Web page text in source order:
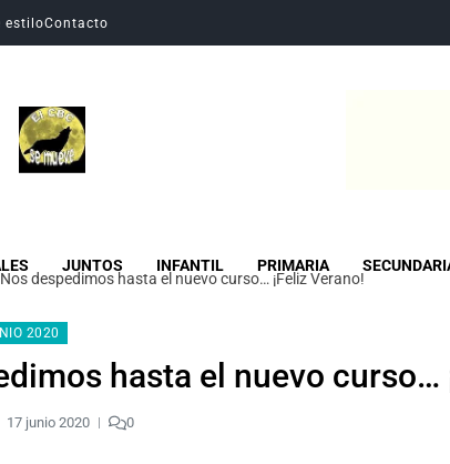
estiloContacto
JUNTOS INFANTIL PRIMARIA
Nos despedimos hasta el nuevo curso… ¡Feliz Verano!
2020
hasta el nuevo curso…
17 junio 2020 0